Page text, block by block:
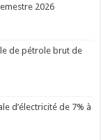
2026
de pétrole brut de
d’électricité de 7% à